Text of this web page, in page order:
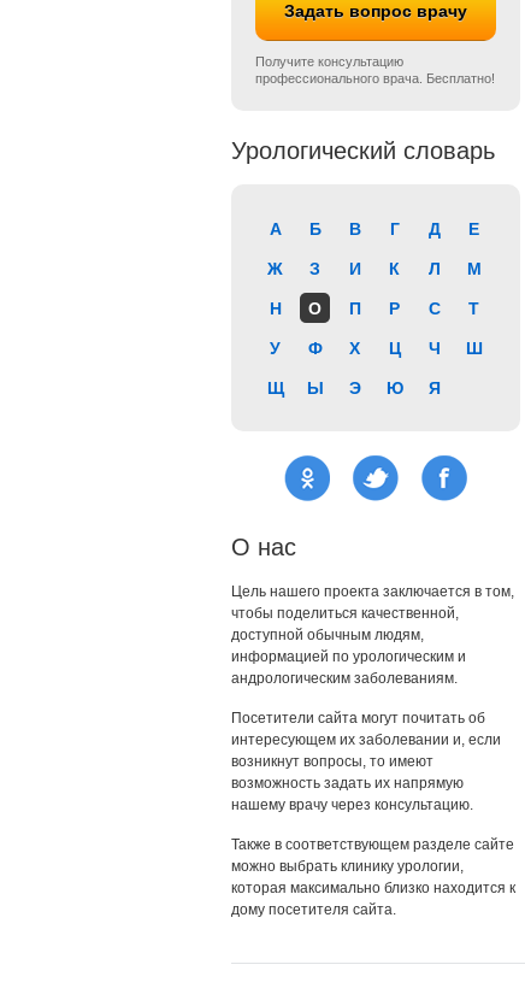
Задать вопрос врачу
Получите консультацию
профессионального врача. Бесплатно!
Урологический словарь
А Б В Г Д Е
Ж З И К Л М
Н О П Р С Т
У Ф Х Ц Ч Ш
Щ Ы Э Ю Я
О нас
Цель нашего проекта заключается в том,
чтобы поделиться качественной,
доступной обычным людям,
информацией по урологическим и
андрологическим заболеваниям.
Посетители сайта могут почитать об
интересующем их заболевании и, если
возникнут вопросы, то имеют
возможность задать их напрямую
нашему врачу через консультацию.
Также в соответствующем разделе сайте
можно выбрать клинику урологии,
которая максимально близко находится к
дому посетителя сайта.